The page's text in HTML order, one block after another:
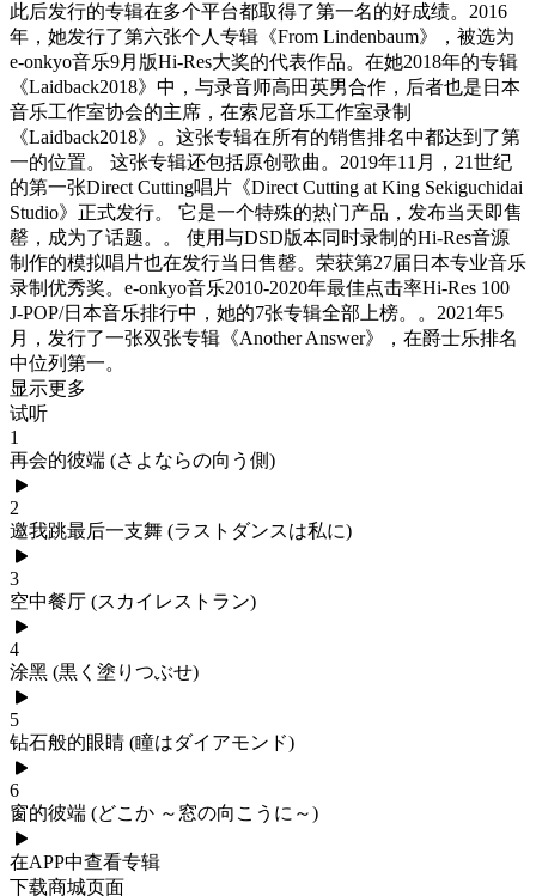
此后发行的专辑在多个平台都取得了第一名的好成绩。2016
年，她发行了第六张个人专辑《From Lindenbaum》，被选为
e-onkyo音乐9月版Hi-Res大奖的代表作品。在她2018年的专辑
《Laidback2018》中，与录音师高田英男合作，后者也是日本
音乐工作室协会的主席，在索尼音乐工作室录制
《Laidback2018》。这张专辑在所有的销售排名中都达到了第
一的位置。 这张专辑还包括原创歌曲。2019年11月，21世纪
的第一张Direct Cutting唱片《Direct Cutting at King Sekiguchidai
Studio》正式发行。 它是一个特殊的热门产品，发布当天即售
罄，成为了话题。。 使用与DSD版本同时录制的Hi-Res音源
制作的模拟唱片也在发行当日售罄。荣获第27届日本专业音乐
录制优秀奖。e-onkyo音乐2010-2020年最佳点击率Hi-Res 100
J-POP/日本音乐排行中，她的7张专辑全部上榜。。2021年5
月，发行了一张双张专辑《Another Answer》，在爵士乐排名
中位列第一。
显示更多
试听
1
再会的彼端 (さよならの向う側)
2
邀我跳最后一支舞 (ラストダンスは私に)
3
空中餐厅 (スカイレストラン)
4
涂黑 (黒く塗りつぶせ)
5
钻石般的眼睛 (瞳はダイアモンド)
6
窗的彼端 (どこか ～窓の向こうに～)
在APP中查看专辑
下载商城页面